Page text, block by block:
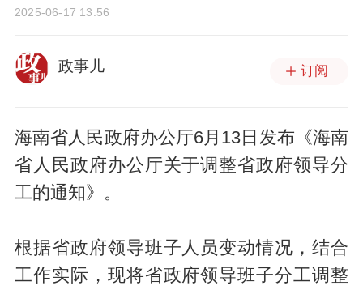
2025-06-17 13:56
政事儿 订阅
海南省人民政府办公厅6月13日发布《海南
省人民政府办公厅关于调整省政府领导分
工的通知》。
根据省政府领导班子人员变动情况，结合
工作实际，现将省政府领导班子分工调整